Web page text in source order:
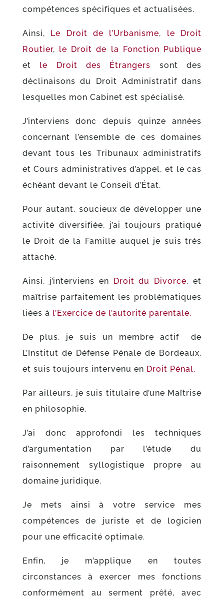
compétences spécifiques et actualisées.
Ainsi, Le Droit de l’Urbanisme, le Droit
Routier, le Droit de la Fonction Publique
et le Droit des Étrangers sont des
déclinaisons du Droit Administratif dans
lesquelles mon Cabinet est spécialisé.
J’interviens donc depuis quinze années
concernant l’ensemble de ces domaines
devant tous les Tribunaux administratifs
et Cours administratives d’appel, et le cas
échéant devant le Conseil d’État.
Pour autant, soucieux de développer une
activité diversifiée, j’ai toujours pratiqué
le Droit de la Famille auquel je suis très
attaché.
Ainsi, j’interviens en Droit du Divorce, et
maîtrise parfaitement les problématiques
liées à l’Exercice de l’autorité parentale.
De plus, je suis un membre actif de
L’Institut de Défense Pénale de Bordeaux,
et suis toujours intervenu en Droit Pénal.
Par ailleurs, je suis titulaire d’une Maîtrise
en philosophie.
J’ai donc approfondi les techniques
d’argumentation par l’étude du
raisonnement syllogistique propre au
domaine juridique.
Je mets ainsi à votre service mes
compétences de juriste et de logicien
pour une efficacité optimale.
Enfin, je m’applique en toutes
circonstances à exercer mes fonctions
conformément au serment prêté, avec